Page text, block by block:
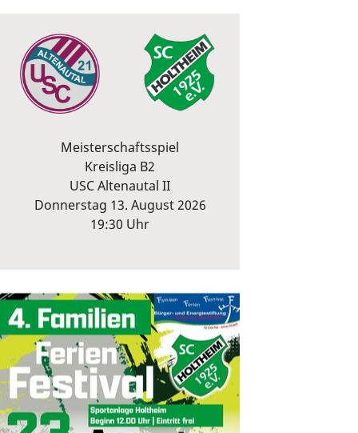
Meisterschaftsspiel
Kreisliga B2
USC Altenautal II
Donnerstag 13. August 2026
19:30 Uhr